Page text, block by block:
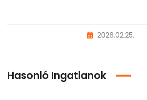
2026.02.25.
Hasonló Ingatlanok